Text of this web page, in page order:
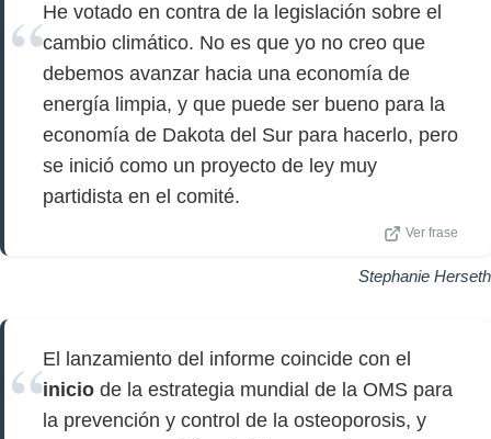
He votado en contra de la legislación sobre el
cambio climático. No es que yo no creo que
debemos avanzar hacia una economía de
energía limpia, y que puede ser bueno para la
economía de Dakota del Sur para hacerlo, pero
se inició como un proyecto de ley muy
partidista en el comité.
Ver frase
Stephanie Herseth
El lanzamiento del informe coincide con el
inicio de la estrategia mundial de la OMS para
la prevención y control de la osteoporosis, y